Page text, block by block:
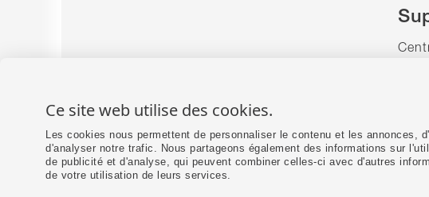
Ce site web utilise des cookies.
Les cookies nous permettent de personnaliser le contenu et les
d'analyser notre trafic. Nous partageons également des informations sur
de publicité et d'analyse, qui peuvent combiner celles-ci avec d'autres
de votre utilisation de leurs services.